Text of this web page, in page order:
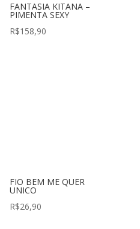
FANTASIA KITANA –
PIMENTA SEXY
R$158,90
FIO BEM ME QUER
UNICO
R$26,90